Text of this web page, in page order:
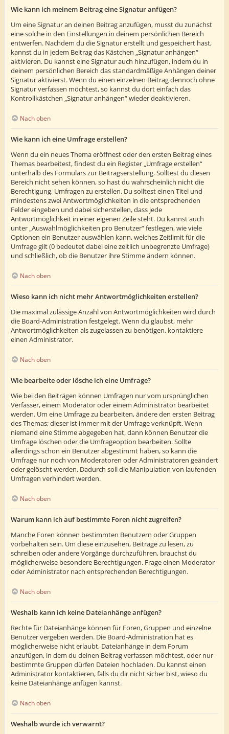
Wie kann ich meinem Beitrag eine Signatur anfügen?
Um eine Signatur an deinen Beitrag anzufügen, musst du zunächst
eine solche in den Einstellungen in deinem persönlichen Bereich
entwerfen. Nachdem du die Signatur erstellt und gespeichert hast,
kannst du in jedem Beitrag das Kästchen „Signatur anhängen“
aktivieren. Du kannst eine Signatur auch hinzufügen, indem du in
deinem persönlichen Bereich das standardmäßige Anhängen deiner
Signatur aktivierst. Wenn du einen einzelnen Beitrag dennoch ohne
Signatur verfassen möchtest, so kannst du dort einfach das
Kontrollkästchen „Signatur anhängen“ wieder deaktivieren.
Nach oben
Wie kann ich eine Umfrage erstellen?
Wenn du ein neues Thema eröffnest oder den ersten Beitrag eines
Themas bearbeitest, findest du ein Register „Umfrage erstellen“
unterhalb des Formulars zur Beitragserstellung. Solltest du diesen
Bereich nicht sehen können, so hast du wahrscheinlich nicht die
Berechtigung, Umfragen zu erstellen. Du solltest einen Titel und
mindestens zwei Antwortmöglichkeiten in die entsprechenden
Felder eingeben und dabei sicherstellen, dass jede
Antwortmöglichkeit in einer eigenen Zeile steht. Du kannst auch
unter „Auswahlmöglichkeiten pro Benutzer“ festlegen, wie viele
Optionen ein Benutzer auswählen kann, welches Zeitlimit für die
Umfrage gilt (0 bedeutet dabei eine zeitlich unbegrenzte Umfrage)
und schließlich, ob die Benutzer ihre Stimme ändern können.
Nach oben
Wieso kann ich nicht mehr Antwortmöglichkeiten erstellen?
Die maximal zulässige Anzahl von Antwortmöglichkeiten wird durch
die Board-Administration festgelegt. Wenn du glaubst, mehr
Antwortmöglichkeiten als zugelassen zu benötigen, kontaktiere
einen Administrator.
Nach oben
Wie bearbeite oder lösche ich eine Umfrage?
Wie bei den Beiträgen können Umfragen nur vom ursprünglichen
Verfasser, einem Moderator oder einem Administrator bearbeitet
werden. Um eine Umfrage zu bearbeiten, ändere den ersten Beitrag
des Themas; dieser ist immer mit der Umfrage verknüpft. Wenn
niemand eine Stimme abgegeben hat, dann können Benutzer die
Umfrage löschen oder die Umfrageoption bearbeiten. Sollte
allerdings schon ein Benutzer abgestimmt haben, so kann die
Umfrage nur noch von Moderatoren oder Administratoren geändert
oder gelöscht werden. Dadurch soll die Manipulation von laufenden
Umfragen verhindert werden.
Nach oben
Warum kann ich auf bestimmte Foren nicht zugreifen?
Manche Foren können bestimmten Benutzern oder Gruppen
vorbehalten sein. Um diese einzusehen, Beiträge zu lesen, zu
schreiben oder andere Vorgänge durchzuführen, brauchst du
möglicherweise besondere Berechtigungen. Frage einen Moderator
oder Administrator nach entsprechenden Berechtigungen.
Nach oben
Weshalb kann ich keine Dateianhänge anfügen?
Rechte für Dateianhänge können für Foren, Gruppen und einzelne
Benutzer vergeben werden. Die Board-Administration hat es
möglicherweise nicht erlaubt, Dateianhänge in dem Forum
anzufügen, in dem du deinen Beitrag verfassen möchtest, oder nur
bestimmte Gruppen dürfen Dateien hochladen. Du kannst einen
Administrator kontaktieren, falls du dir nicht sicher bist, wieso du
keine Dateianhänge anfügen kannst.
Nach oben
Weshalb wurde ich verwarnt?